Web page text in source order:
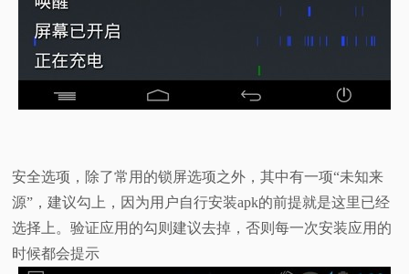
安全选项，除了常用的锁屏选项之外，其中有一项“未知来
源”，建议勾上，因为用户自行安装apk的前提就是这里已经
选择上。验证应用的勾则建议去掉，否则每一次安装应用的
时候都会提示